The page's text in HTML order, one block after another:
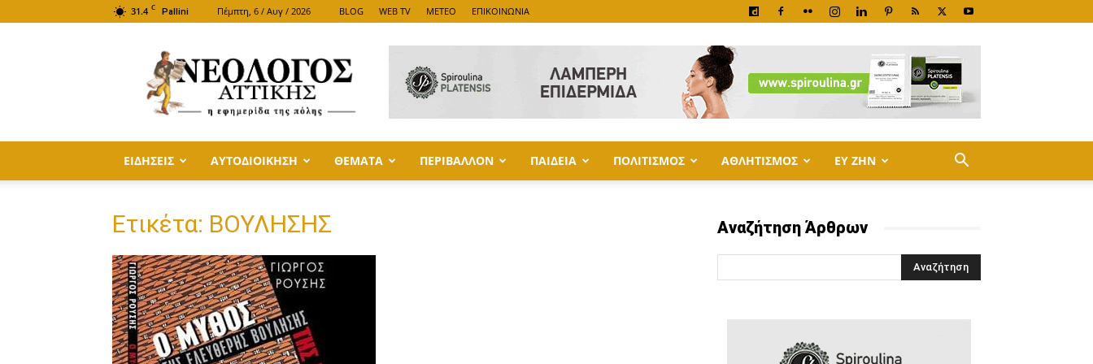
31.4 C Pallini Πέμπτη, 6 / Αυγ / 2026 BLOG WEB TV METEO ΕΠΙΚΟΙΝΩΝΙΑ
ΑΤΤΙΚΗΣ
ΕΙΔΗΣΕΙΣ ΑΥΤΟΔΙΟΙΚΗΣΗ ΘΕΜΑΤΑ ΠΕΡΙΒΑΛΛΟΝ ΠΑΙΔΕΙΑ ΠΟΛΙΤΙΣΜΟΣ ΑΘΛΗΤΙΣΜΟΣ ΕΥ ΖΗΝ
Ετικέτα: ΒΟΥΛΗΣΗΣ Αναζήτηση Άρθρων